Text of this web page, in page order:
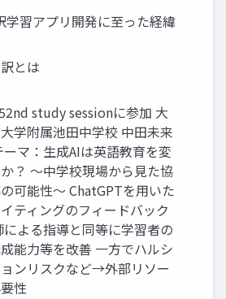
学習アプリ開発に至った経緯
とは
study sessionに参加 大
学附属池田中学校 中田未来
マ：生成AIは英語教育を変
？ 〜中学校現場から見た協
可能性〜 ChatGPTを用いた
ティングのフィードバック
による指導と同等に学習者の
能力等を改善 一方でハルシ
ンリスクなど→外部リソー
性